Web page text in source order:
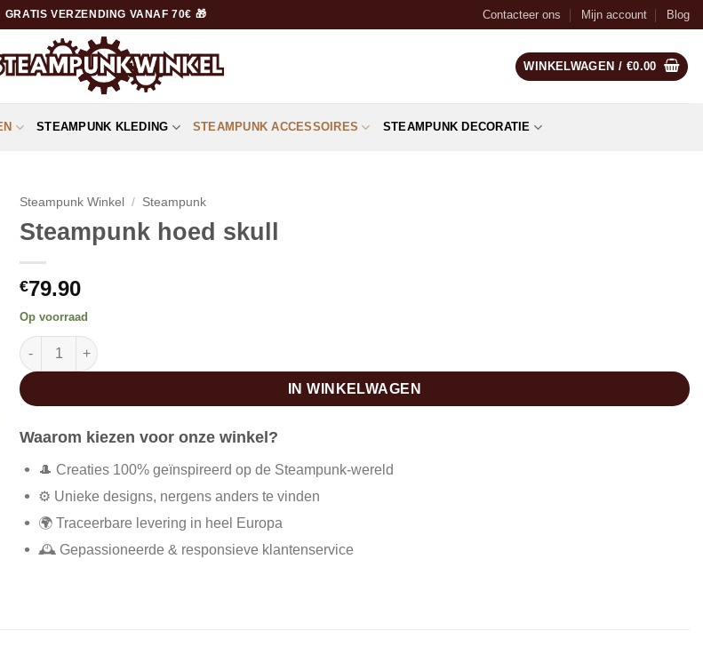
GRATIS VERZENDING VANAF 70€ 🎁 Contacteer ons Mijn account Blog
WINKELWAGEN / €0.00
STEAMPUNK KLEDING STEAMPUNK ACCESSOIRES STEAMPUNK DECORATIE
Steampunk Winkel / Steampunk
Steampunk hoed skull
€79.90
Op voorraad
Steampunk hoed skull aantal
IN WINKELWAGEN
Waarom kiezen voor onze winkel?
🎩 Creaties 100% geïnspireerd op de Steampunk-wereld
⚙️ Unieke designs, nergens anders te vinden
🌍 Traceerbare levering in heel Europa
🕰️ Gepassioneerde & responsieve klantenservice